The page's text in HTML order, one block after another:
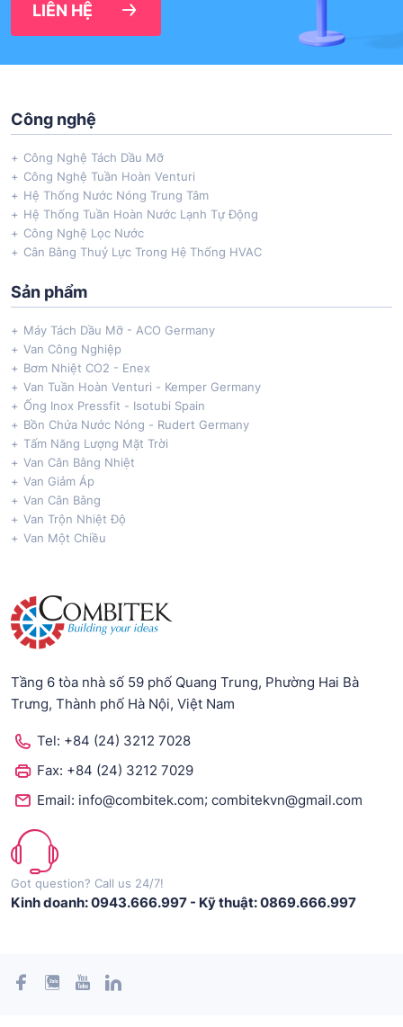
LIÊN HỆ
Công nghệ
Công Nghệ Tách Dầu Mỡ
Công Nghệ Tuần Hoàn Venturi
Hệ Thống Nước Nóng Trung Tâm
Hệ Thống Tuần Hoàn Nước Lạnh Tự Động
Công Nghệ Lọc Nước
Cân Bằng Thuỷ Lực Trong Hệ Thống HVAC
Sản phẩm
Máy Tách Dầu Mỡ - ACO Germany
Van Công Nghiệp
Bơm Nhiệt CO2 - Enex
Van Tuần Hoàn Venturi - Kemper Germany
Ống Inox Pressfit - Isotubi Spain
Bồn Chứa Nước Nóng - Rudert Germany
Tấm Năng Lượng Mặt Trời
Van Cân Bằng Nhiệt
Van Giảm Áp
Van Cân Bằng
Van Trộn Nhiệt Độ
Van Một Chiều
Tầng 6 tòa nhà số 59 phố Quang Trung, Phường Hai Bà
Trưng, Thành phố Hà Nội, Việt Nam
Tel: +84 (24) 3212 7028
Fax: +84 (24) 3212 7029
Email: info@combitek.com; combitekvn@gmail.com
Got question? Call us 24/7!
Kinh doanh: 0943.666.997 - Kỹ thuật: 0869.666.997